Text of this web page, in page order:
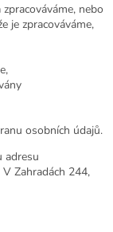
nebo
je zpracováváme,
osobních údajů.
adresu
Zahradách 244,